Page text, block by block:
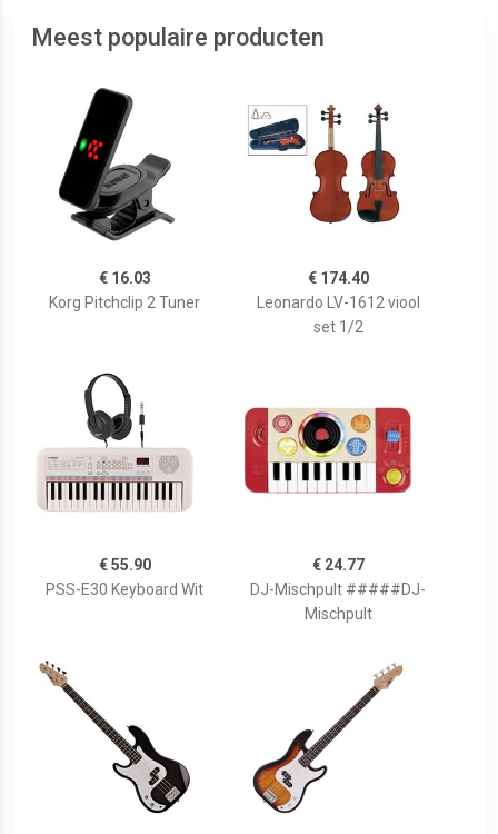
Meest populaire producten
€ 16.03
Korg Pitchclip 2 Tuner
€ 174.40
Leonardo LV-1612 viool
set 1/2
€ 55.90
PSS-E30 Keyboard Wit
€ 24.77
DJ-Mischpult #####DJ-
Mischpult